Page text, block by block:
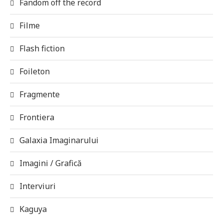
Fandom off the record
Filme
Flash fiction
Foileton
Fragmente
Frontiera
Galaxia Imaginarului
Imagini / Grafică
Interviuri
Kaguya